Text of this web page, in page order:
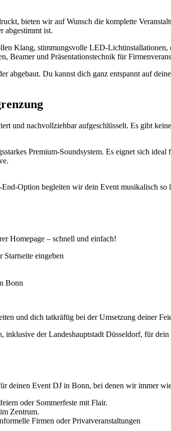
bieten wir auf Wunsch die komplette
abgestimmt ist.
Klang, stimmungsvolle LED-
Beamer und Präsentationstechnik für
abgebaut. Du kannst dich ganz entspannt auf
und nachvollziehbar aufgeschlüsselt. Es gibt
Premium-Soundsystem. Es eignet sich
Option begleiten wir dein Event musikalisch
Homepage – schnell und einfach!
Startseite eingeben
Bonn
und dich tatkräftig bei der Umsetzung deiner
der Landeshauptstadt Düsseldorf, für
deinen Event DJ in Bonn, bei denen wir immer
oder Sommerfeste mit Flair.
Zentrum.
Firmen oder Privatveranstaltungen